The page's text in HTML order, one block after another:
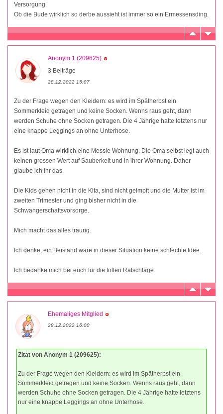
Versorgung.
Ob die Bude wirklich so derbe aussieht ist immer so ein Ermessensding.
Anonym 1 (209625)
3 Beiträge
28.12.2022 15:07
Zu der Frage wegen den Kleidern: es wird im Spätherbst ein
Sommerkleid getragen und keine Socken. Wenns raus geht, dann
werden Schuhe ohne Socken getragen. Die 4 Jährige hatte letztens nur
eine knappe Leggings an ohne Unterhose.
Es ist laut Oma wirklich eine Messie Wohnung. Die Oma selbst legt auch
keinen grossen Wert auf Sauberkeit und in ihrer Wohnung. Daher
glaube ich ihr das.
Die Kids gehen nicht in die Kita, sind nicht geimpft und die Mutter ist im
zweiten Trimester und ging bisher nicht in die
Schwangerschaftsvorsorge.
Mich macht das alles traurig.
Ich denke, ein Beistand wäre in dieser Situation keine schlechte Idee.
Ich bedanke mich bei euch für die tollen Ratschläge.
Ehemaliges Mitglied
28.12.2022 16:00
Zitat von Anonym 1 (209625):
Zu der Frage wegen den Kleidern: es wird im Spätherbst ein
Sommerkleid getragen und keine Socken. Wenns raus geht, dann
werden Schuhe ohne Socken getragen. Die 4 Jährige hatte letztens
nur eine knappe Leggings an ohne Unterhose.